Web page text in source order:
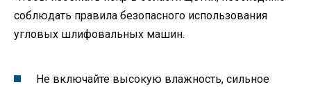
соблюдать правила безопасного использования
угловых шлифовальных машин.
Не включайте высокую влажность, сильное